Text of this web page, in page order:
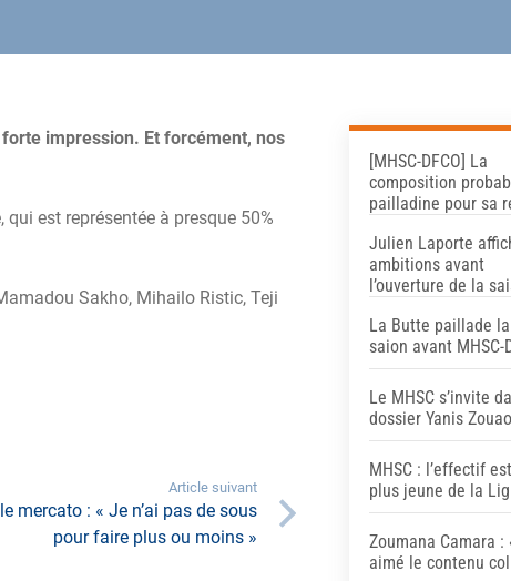
impression. Et forcément, nos
est représentée à presque 50%
Sakho, Mihailo Ristic, Teji
Article suivant
mercato : « Je n’ai pas de sous
pour faire plus ou moins »
[MHSC-DFCO] La
composition
pailladine pour sa
Julien Laporte
ambitions avant
l’ouverture de la
La Butte paillade
saion avant MHSC-
Le MHSC s’invite
dossier Yanis
MHSC : l’effectif
plus jeune de la
Zoumana Camara :
aimé le contenu